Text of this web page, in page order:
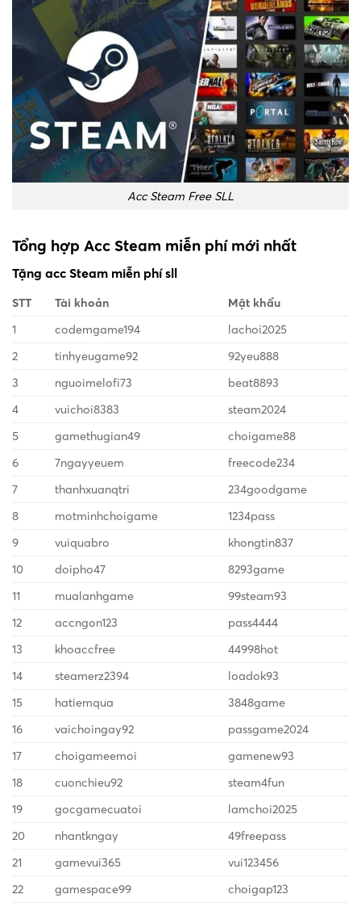
Acc Steam Free SLL
Tổng hợp Acc Steam miễn phí mới nhất
Tặng acc Steam miễn phí sll
STT Tài khoản
Mật khẩu
1
codemgame194
lachoi2025
2
tinhyeugame92
92yeu888
3
nguoimelofi73
beat8893
4
vuichoi8383
steam2024
5
gamethugian49
choigame88
6
7ngayyeuem
freecode234
7
thanhxuanqtri
234goodgame
8
motminhchoigame
1234pass
9
vuiquabro
khongtin837
10
doipho47
8293game
11
mualanhgame
99steam93
12
accngon123
pass4444
13
khoaccfree
44998hot
14
steamerz2394
loadok93
15
hatiemqua
3848game
16
vaichoingay92
passgame2024
17
choigameemoi
gamenew93
18
cuonchieu92
steam4fun
19
gocgamecuatoi
lamchoi2025
20
nhantkngay
49freepass
21
gamevui365
vui123456
22
gamespace99
choigap123